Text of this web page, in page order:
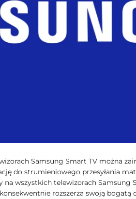
Samsung Smart TV można
do strumieniowego przesyłania
na wszystkich telewizorach Samsung
rozszerza swoją bogatą